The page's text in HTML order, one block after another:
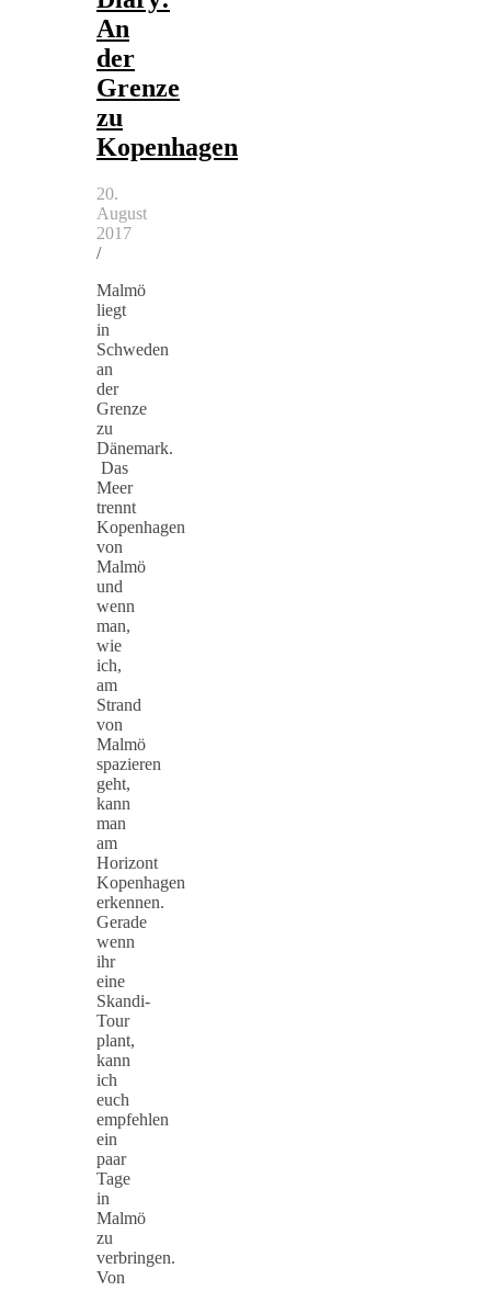
An
der
Grenze
zu
Kopenhagen
20.
August
2017
/
Malmö
liegt
in
Schweden
an
der
Grenze
zu
Dänemark.
Das
Meer
trennt
Kopenhagen
von
Malmö
und
wenn
man,
wie
ich,
am
Strand
von
Malmö
spazieren
geht,
kann
man
am
Horizont
Kopenhagen
erkennen.
Gerade
wenn
ihr
eine
Skandi-
Tour
plant,
kann
ich
euch
empfehlen
ein
paar
Tage
in
Malmö
zu
verbringen.
Von